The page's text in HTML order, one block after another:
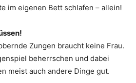
im eigenen Bett schlafen – allein!
Zungen braucht keine Frau.
beherrschen und dabei
meist auch andere Dinge gut.